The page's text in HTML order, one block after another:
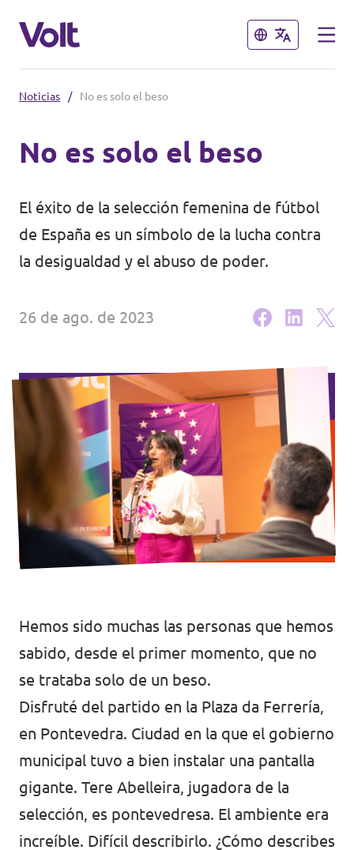
Cerrar
Volt Albania
Volt Austria
Volt Bélgica
Volt Croacia
Volt Chequia
Volt Dinamarca
Volt Eslovaquia
Volt Eslovenia
Volt Estonia
Volt Francia
Volt Grecia
Volt Hungría
Volt Irlanda
Volt Italia
Volt Kosovo
Cerrar
Sobre Volt
Agenda
Elecciones al Parlamento Europeo
Únete
Dona
Dona
Trabaja con Volt
Contacto
Noticias / No es solo el beso
No es solo el beso
El éxito de la selección femenina de fútbol
de España es un símbolo de la lucha contra
la desigualdad y el abuso de poder.
26 de ago. de 2023
Hemos sido muchas las personas que hemos
sabido, desde el primer momento, que no
se trataba solo de un beso.
Disfruté del partido en la Plaza da Ferrería,
en Pontevedra. Ciudad en la que el gobierno
municipal tuvo a bien instalar una pantalla
gigante. Tere Abelleira, jugadora de la
selección, es pontevedresa. El ambiente era
increíble. Difícil describirlo. ¿Cómo describes